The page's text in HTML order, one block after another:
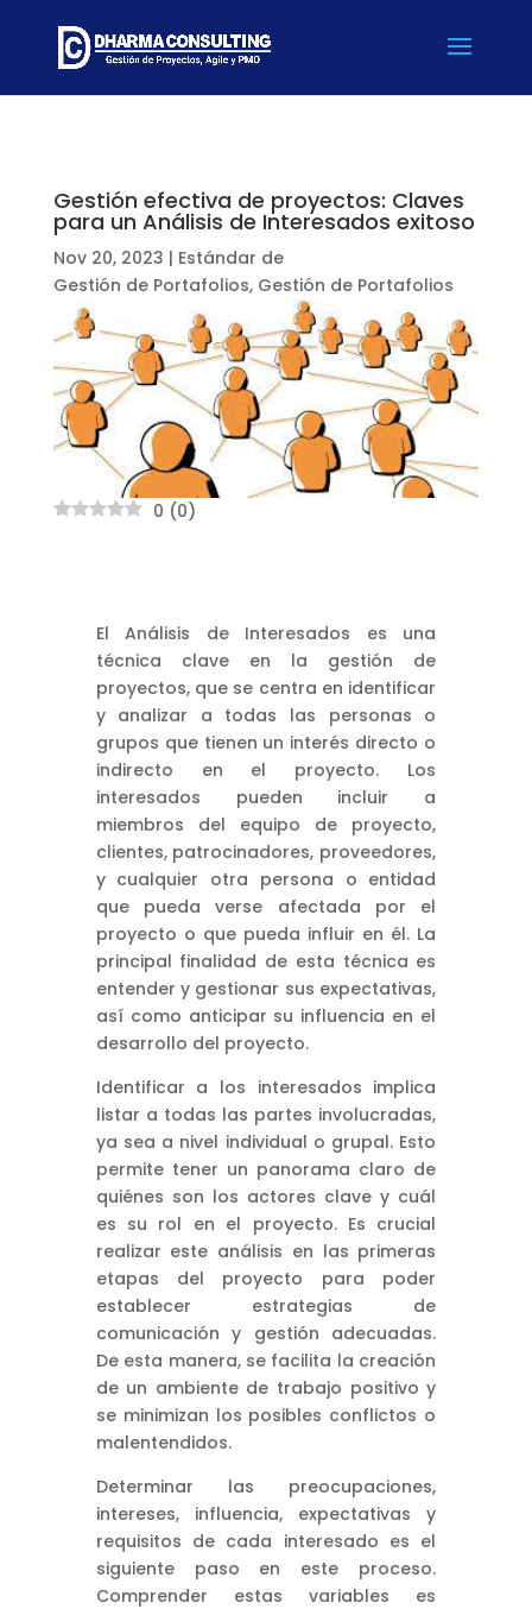
Gestión efectiva de proyectos: Claves
para un Análisis de Interesados exitoso
Nov 20, 2023 | Estándar de
Gestión de Portafolios, Gestión de Portafolios
0 (0)
El Análisis de Interesados es una
técnica clave en la gestión de
proyectos, que se centra en identificar
y analizar a todas las personas o
grupos que tienen un interés directo o
indirecto en el proyecto. Los
interesados pueden incluir a
miembros del equipo de proyecto,
clientes, patrocinadores, proveedores,
y cualquier otra persona o entidad
que pueda verse afectada por el
proyecto o que pueda influir en él. La
principal finalidad de esta técnica es
entender y gestionar sus expectativas,
así como anticipar su influencia en el
desarrollo del proyecto.
Identificar a los interesados implica
listar a todas las partes involucradas,
ya sea a nivel individual o grupal. Esto
permite tener un panorama claro de
quiénes son los actores clave y cuál
es su rol en el proyecto. Es crucial
realizar este análisis en las primeras
etapas del proyecto para poder
establecer estrategias de
comunicación y gestión adecuadas.
De esta manera, se facilita la creación
de un ambiente de trabajo positivo y
se minimizan los posibles conflictos o
malentendidos.
Determinar las preocupaciones,
intereses, influencia, expectativas y
requisitos de cada interesado es el
siguiente paso en este proceso.
Comprender estas variables es